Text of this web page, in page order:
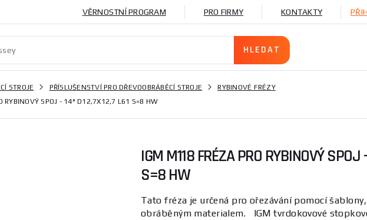
VĚRNOSTNÍ PROGRAM PRO FIRMY KONTAKTY
STROJE PŘÍSLUŠENSTVÍ PRO DŘEVOOBRÁBĚCÍ STROJE
RYBINOVÉ FRÉZY
RYBINOVÝ SPOJ - 14° D12,7X12,7 L61 S=8 HW
IGM M118 FRÉZA PRO RYBINOVÝ SPOJ
S=8 HW
Tato fréza je určená pro ořezávání pomocí
obráběným materialem. IGM tvrdokovové